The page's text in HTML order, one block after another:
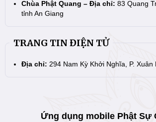
Chùa Phật Quang – Địa chỉ: 83 Quang
tỉnh An Giang
TRANG TIN ĐIỆN TỬ
Địa chỉ: 294 Nam Kỳ Khởi Nghĩa, P. Xuân
Ứng dụng mobile Phật Sự